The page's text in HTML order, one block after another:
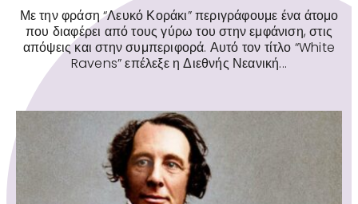
Με την φράση “Λευκό Κοράκι” περιγράφουμε ένα άτομο
που διαφέρει από τους γύρω του στην εμφάνιση, στις
απόψεις και στην συμπεριφορά. Αυτό τον τίτλο “White
Ravens” επέλεξε η Διεθνής Νεανική...